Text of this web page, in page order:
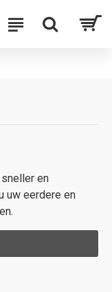
sneller en
uw eerdere en